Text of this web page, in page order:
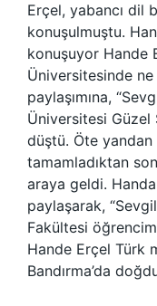
Erçel, yabancı dil
konuşulmuştu.
konuşuyor Hande
Üniversitesinde
paylaşımına,
Üniversitesi Güzel
düştü. Öte yandan
tamamladıktan
araya geldi.
paylaşarak,
Fakültesi
Hande Erçel Türk
Bandırma’da